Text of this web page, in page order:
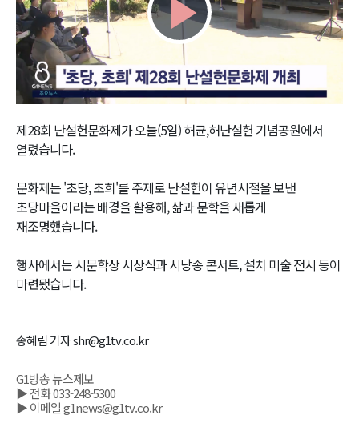
Play
Video
제28회 난설헌문화제가 오늘(5일) 허균,허난설헌 기념공원에서
열렸습니다.
문화제는 '초당, 초희'를 주제로 난설헌이 유년시절을 보낸
초당마을이라는 배경을 활용해, 삶과 문학을 새롭게
재조명했습니다.
행사에서는 시문학상 시상식과 시낭송 콘서트, 설치 미술 전시 등이
마련됐습니다.
송혜림 기자 shr@g1tv.co.kr
G1방송 뉴스제보
▶ 전화 033-248-5300
▶ 이메일 g1news@g1tv.co.kr